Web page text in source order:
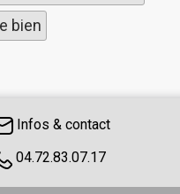
bien
Infos & contact
04.72.83.07.17